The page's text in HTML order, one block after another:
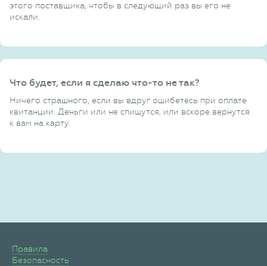
этого поставщика, чтобы в следующий раз вы его не
искали.
Что будет, если я сделаю что-то не так?
Ничего страшного, если вы вдруг ошибетесь при оплате
квитанции. Деньги или не спишутся, или вскоре вернутся
к вам на карту.
Правила
Безопасность